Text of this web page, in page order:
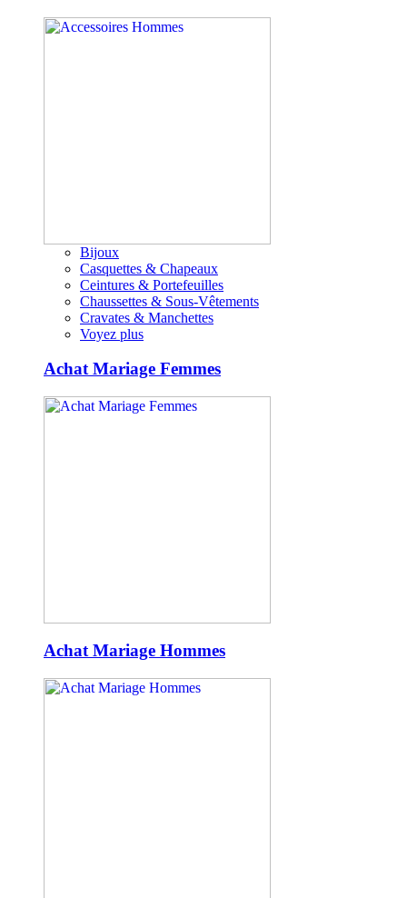
Bijoux
Casquettes & Chapeaux
Ceintures & Portefeuilles
Chaussettes & Sous-Vêtements
Cravates & Manchettes
Voyez plus
Achat Mariage Femmes
Achat Mariage Hommes